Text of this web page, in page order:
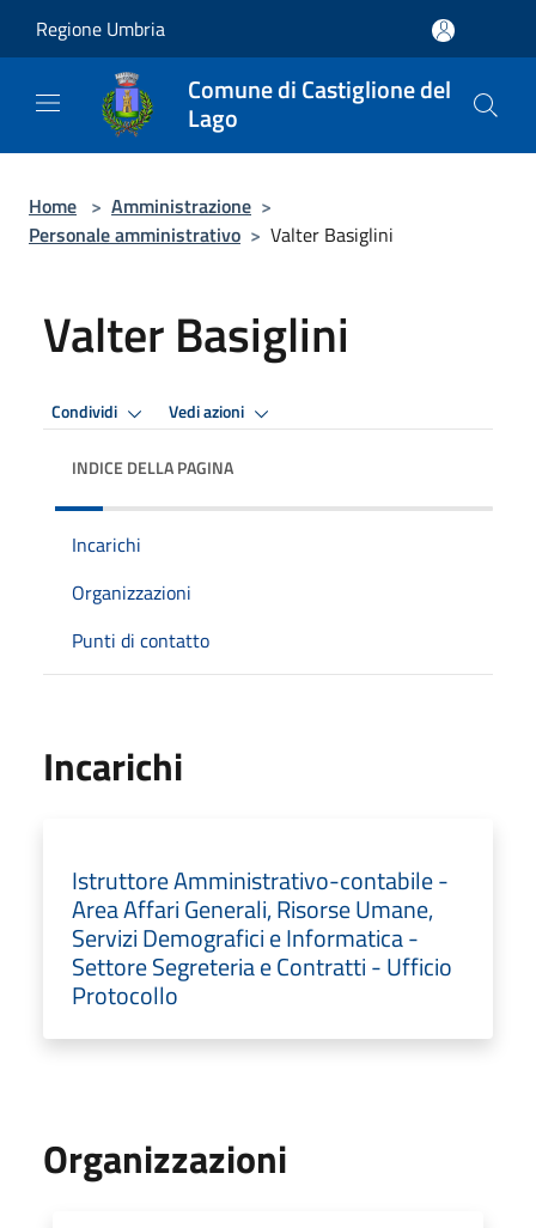
Regione Umbria
Comune di Castiglione del
Lago
Home > Amministrazione >
Personale amministrativo > Valter Basiglini
Valter Basiglini
Condividi Vedi azioni
INDICE DELLA PAGINA
Incarichi
Organizzazioni
Punti di contatto
Incarichi
Istruttore Amministrativo-contabile -
Area Affari Generali, Risorse Umane,
Servizi Demografici e Informatica -
Settore Segreteria e Contratti - Ufficio
Protocollo
Organizzazioni